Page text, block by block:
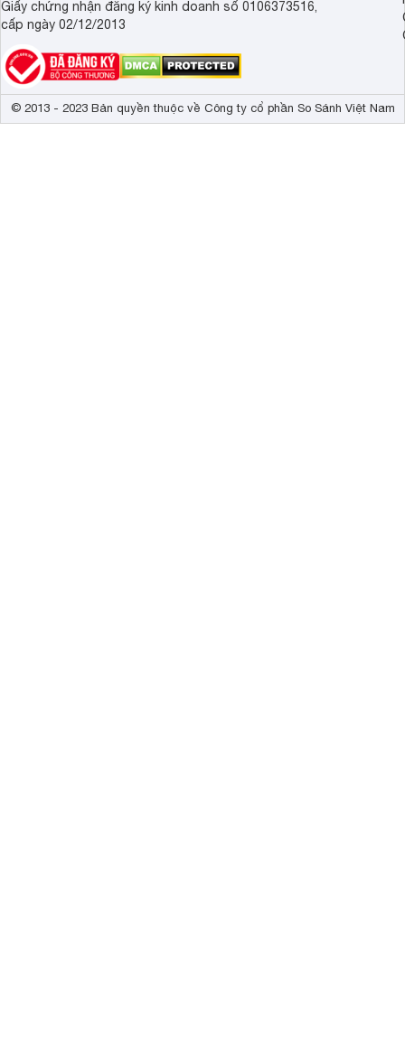
Giấy chứng nhận đăng ký kinh doanh số 0106373516,
cấp ngày 02/12/2013
© 2013 - 2023 Bản quyền thuộc về Công ty cổ phần So Sánh Việt Nam